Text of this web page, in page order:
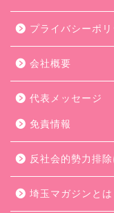
プライバシーポリ
会社概要
代表メッセージ
免責情報
反社会的勢力排
埼玉マガジンとは